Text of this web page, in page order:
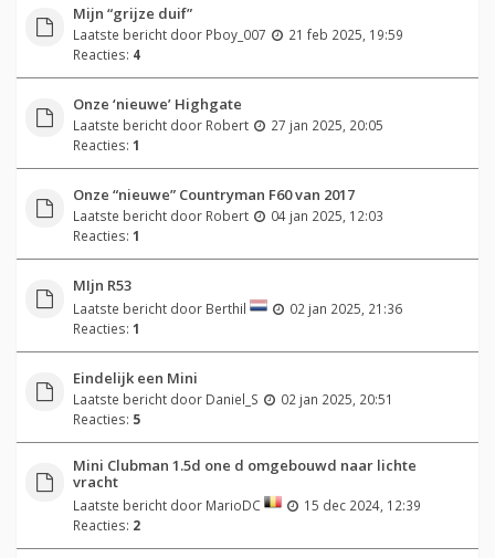
Mijn “grijze duif”
Laatste bericht door Pboy_007
21 feb 2025, 19:59
Reacties: 4
Onze ‘nieuwe’ Highgate
Laatste bericht door Robert
27 jan 2025, 20:05
Reacties: 1
Onze “nieuwe” Countryman F60 van 2017
Laatste bericht door Robert
04 jan 2025, 12:03
Reacties: 1
MIjn R53
Laatste bericht door Berthil
02 jan 2025, 21:36
Reacties: 1
Eindelijk een Mini
Laatste bericht door Daniel_S
02 jan 2025, 20:51
Reacties: 5
Mini Clubman 1.5d one d omgebouwd naar lichte
vracht
Laatste bericht door MarioDC
15 dec 2024, 12:39
Reacties: 2